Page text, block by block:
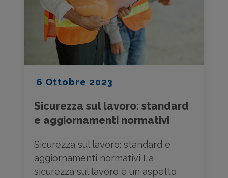
6 Ottobre 2023
Sicurezza sul lavoro: standard
e aggiornamenti normativi
Sicurezza sul lavoro: standard e
aggiornamenti normativi La
sicurezza sul lavoro è un aspetto